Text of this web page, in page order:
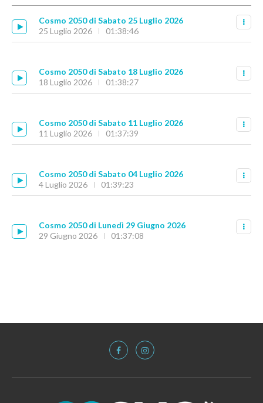
Cosmo 2050 di Sabato 25 Luglio 2026
25 Luglio 2026
01:38:46
Cosmo 2050 di Sabato 18 Luglio 2026
18 Luglio 2026
01:38:27
Cosmo 2050 di Sabato 11 Luglio 2026
11 Luglio 2026
01:37:39
Cosmo 2050 di Sabato 04 Luglio 2026
4 Luglio 2026
01:39:23
Cosmo 2050 di Lunedì 29 Giugno 2026
29 Giugno 2026
01:37:08